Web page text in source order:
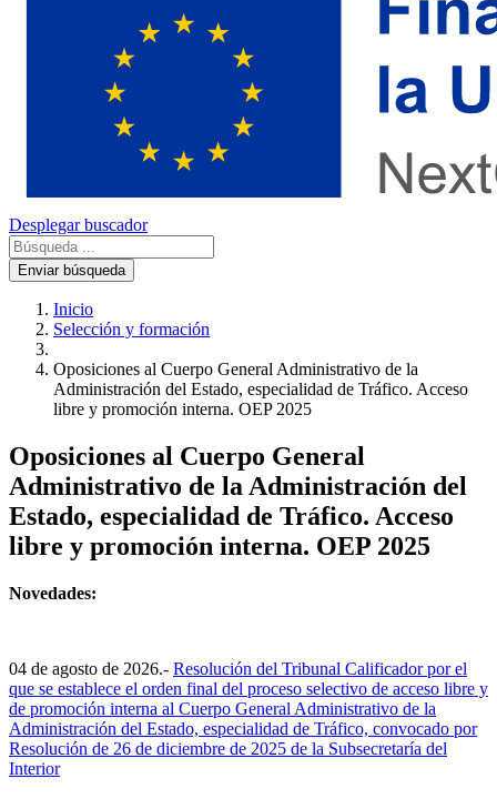
Desplegar buscador
Enviar búsqueda
Inicio
Selección y formación
Oposiciones al Cuerpo General Administrativo de la
Administración del Estado, especialidad de Tráfico. Acceso
libre y promoción interna. OEP 2025
Oposiciones al Cuerpo General
Administrativo de la Administración del
Estado, especialidad de Tráfico. Acceso
libre y promoción interna. OEP 2025
Novedades:
04 de agosto de 2026.- Resolución del Tribunal Calificador por el
que se establece el orden final del proceso selectivo de acceso libre y
de promoción interna al Cuerpo General Administrativo de la
Administración del Estado, especialidad de Tráfico, convocado por
Resolución de 26 de diciembre de 2025 de la Subsecretaría del
Interior